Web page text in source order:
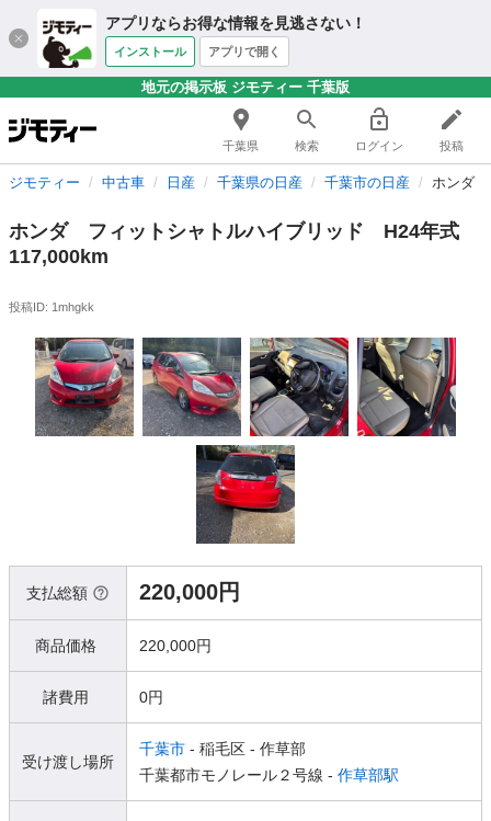
アプリならお得な情報を見逃さない！
インストール アプリで開く
地元の掲示板 ジモティー 千葉版
千葉県 検索 ログイン 投稿
ジモティー 中古車 日産 千葉県の日産 千葉市の日産 ホンダ
ホンダ フィットシャトルハイブリッド H24年式
117,000km
投稿ID: 1mhgkk
支払総額 220,000円
商品価格 220,000円
諸費用 0円
受け渡し場所
千葉市 - 稲毛区 - 作草部
千葉都市モノレール２号線 - 作草部駅